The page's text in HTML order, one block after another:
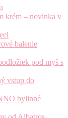
krém – novinka v
balenie
pod myš s
vstup do
bylinné